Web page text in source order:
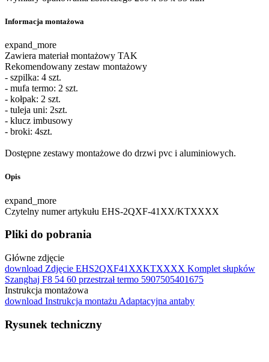
Informacja montażowa
expand_more
Zawiera materiał montażowy TAK
Rekomendowany zestaw montażowy
- szpilka: 4 szt.
- mufa termo: 2 szt.
- kołpak: 2 szt.
- tuleja uni: 2szt.
- klucz imbusowy
- broki: 4szt.
Dostępne zestawy montażowe do drzwi pvc i aluminiowych.
Opis
expand_more
Czytelny numer artykułu EHS-2QXF-41XX/KTXXXX
Pliki do pobrania
Główne zdjęcie
download Zdjęcie EHS2QXF41XXKTXXXX Komplet słupków
Szanghaj F8 54 60 przestrzał termo 5907505401675
Instrukcja montażowa
download Instrukcja montażu Adaptacyjna antaby
Rysunek techniczny